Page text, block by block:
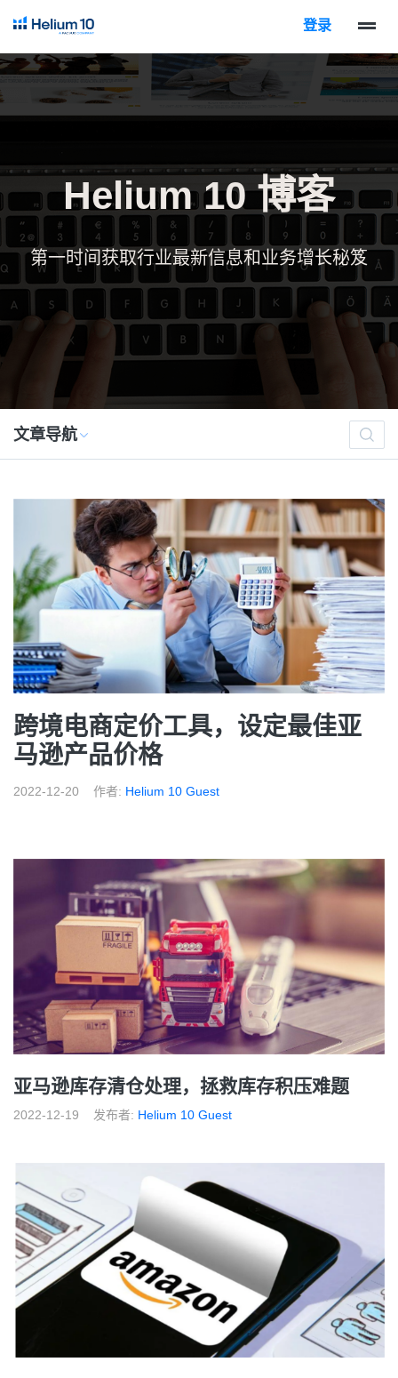
登录
Helium 10 博客
第一时间获取行业最新信息和业务增长秘笈
文章导航
跨境电商定价工具，设定最佳亚
马逊产品价格
2022-12-20 作者: Helium 10 Guest
亚马逊库存清仓处理，拯救库存积压难题
2022-12-19 发布者: Helium 10 Guest